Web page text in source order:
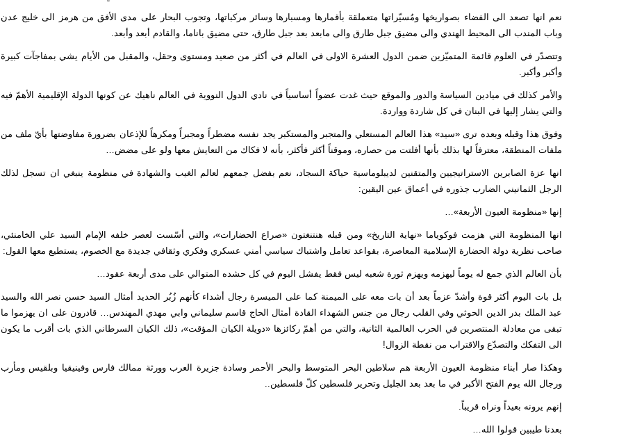
نعم انها تصعد الى الفضاء بصواريخها ومُسيّراتها متعملقة بأقمارها ومسبارها وسائر مركباتها، وتجوب البحار على مدى الأفق من هرمز الى خليج عدن
وباب المندب الى المحيط الهندي والى مضيق جبل طارق والى مابعد بعد جبل طارق، حتى مضيق باناما، والقادم أبعد وأبعد.
وتتصدّر في العلوم قائمة المتميّزين ضمن الدول العشرة الاولى في العالم في أكثر من صعيد ومستوى وحقل، والمقبل من الأيام يشي بمفاجآت كبيرة
وأكبر وأكبر.
والأمر كذلك في ميادين السياسة والدور والموقع حيث غدت عضواً أساسياً في نادي الدول النووية في العالم ناهيك عن كونها الدولة الإقليمية الأهمّ فيه
والتي يشار إليها في البنان في كل شاردة وواردة.
وفوق هذا وقبله وبعده ترى «سيد» هذا العالم المستعلي والمتجبر والمستكبر يجد نفسه مضطراً ومجبراً ومكرهاً للإذعان بضرورة مفاوضتها بأيّ ملف من
ملفات المنطقة، معترفاً لها بذلك بأنها أفلتت من حصاره، وموقناً أكثر فأكثر، بأنه لا فكاك من التعايش معها ولو على مضض…
انها عزة الصابرين الاستراتيجيين والمتقنين لديبلوماسية حياكة السجاد، نعم بفضل جمعهم لعالم الغيب والشهادة في منظومة ينبغي ان تسجل لذلك
الرجل الثمانيني الضارب جذوره في أعماق عين اليقين:
إنها «منظومة العيون الأربعة»…
انها المنظومة التي هزمت فوكوياما «نهاية التاريخ» ومن قبله هنتنغتون «صراع الحضارات»، والتي أسّست لعصر خلفه الإمام السيد علي الخامنئي،
صاحب نظرية دولة الحضارة الإسلامية المعاصرة، بقواعد تعامل واشتباك سياسي أمني عسكري وفكري وثقافي جديدة مع الخصوم، يستطيع معها القول:
بأن العالم الذي جمع له يوماً ليهزمه ويهزم ثورة شعبه ليس فقط يفشل اليوم في كل حشده المتوالي على مدى أربعة عقود…
بل بات اليوم أكثر قوة وأشدّ عزماً بعد أن بات معه على الميمنة كما على الميسرة رجال أشداء كأنهم زُبُر الحديد أمثال السيد حسن نصر الله والسيد
عبد الملك بدر الدين الحوثي وفي القلب رجال من جنس الشهداء القادة أمثال الحاج قاسم سليماني وابي مهدي المهندس… قادرون على ان يهزموا ما
تبقى من معادلة المنتصرين في الحرب العالمية الثانية، والتي من أهمّ ركائزها «دويلة الكيان المؤقت»، ذلك الكيان السرطاني الذي بات أقرب ما يكون
الى التفكك والتصدّع والاقتراب من نقطة الزوال!
وهكذا صار أبناء منظومة العيون الأربعة هم سلاطين البحر المتوسط والبحر الأحمر وسادة جزيرة العرب وورثة ممالك فارس وفينيقيا وبلقيس ومأرب
ورجال الله يوم الفتح الأكبر في ما بعد بعد الجليل وتحرير فلسطين كلّ فلسطين..
إنهم يرونه بعيداً ونراه قريباً.
بعدنا طيبين قولوا الله…